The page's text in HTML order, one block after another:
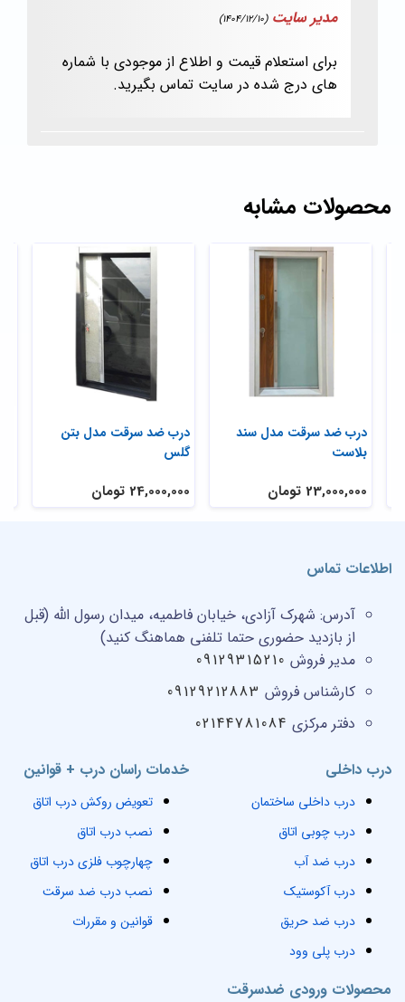
مدیر سایت (1404/12/10)
برای استعلام قیمت و اطلاع از موجودی با شماره
های درج شده در سایت تماس بگیرید.
محصولات مشابه
درب ضد سرقت مدل بتن
گلس
24,000,000 تومان
درب ضد سرقت مدل سند
بلاست
23,000,000 تومان
خدمات راسان درب + قوانین
تعویض روکش درب اتاق
نصب درب اتاق
چهارچوب فلزی درب اتاق
نصب درب ضد سرقت
قوانین و مقررات
محصولات ورودی ضدسرقت
درب داخلی
درب داخلی ساختمان
درب چوبی اتاق
درب ضد آب
درب آکوستیک
درب ضد حریق
درب پلی وود
اطلاعات تماس
آدرس: شهرک آزادی، خیابان فاطمیه، میدان رسول الله (قبل
از بازدید حضوری حتما تلفنی هماهنگ کنید)
مدیر فروش 09129315210
کارشناس فروش 09129212883
دفتر مرکزی 02144781084